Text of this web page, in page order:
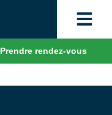
Prendre rendez-vous